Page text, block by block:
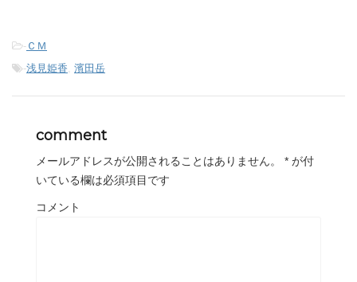
- ＣＭ
-浅見姫香 濱田岳
comment
メールアドレスが公開されることはありません。 * が付
いている欄は必須項目です
コメント